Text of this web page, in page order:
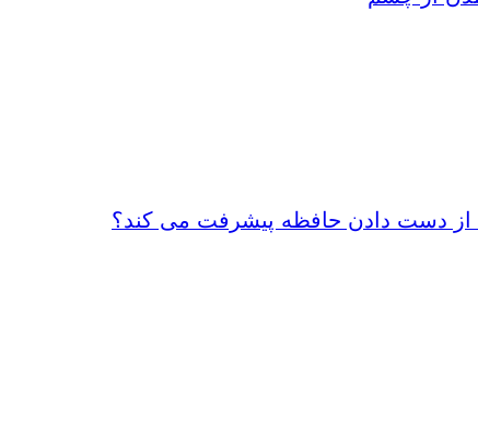
از دست دادن حافظه پیشرفت می کند؟